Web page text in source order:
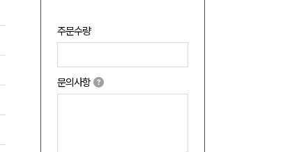
주문수량
문의사항